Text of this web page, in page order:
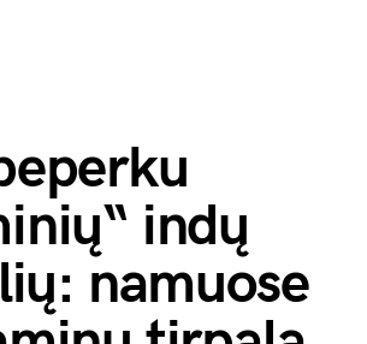
indų
namuose